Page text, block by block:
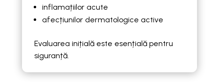
inflamațiilor acute
afecțiunilor dermatologice active
Evaluarea inițială este esențială pentru
siguranță.